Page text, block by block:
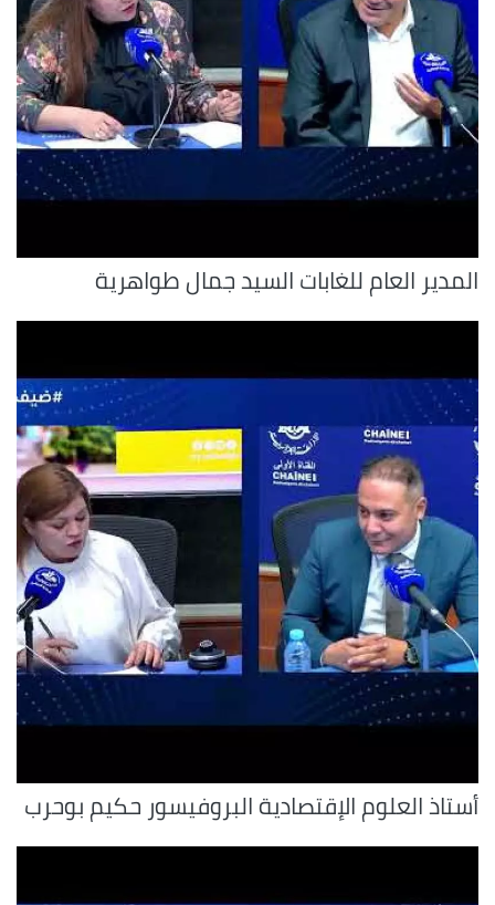
المدير العام للغابات السيد جمال طواهرية
أستاذ العلوم الإقتصادية البروفيسور حكيم بوحرب